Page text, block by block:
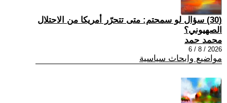
(30) سؤال لو سمحتم: متى تتحرّر أمريكا من الاحتلال
الصهيوني؟
محمد حمد
2026 / 8 / 6
مواضيع وابحاث سياسية